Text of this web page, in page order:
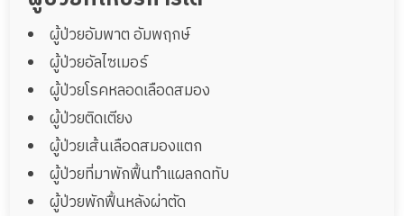
ห้องพัก Premium room 1 เตียง 35 ตรม
พื้นที่ 35 ตรม.1 เตียง
ผู้ป่วยอัมพาต อัมพฤกษ์
ผู้ป่วยอัลไซเมอร์
ผู้ป่วยโรคหลอดเลือดสมอง
ผู้ป่วยติดเตียง
ผู้ป่วยเส้นเลือดสมองแตก
ผู้ป่วยที่มาพักฟื้นทำแผลกดทับ
ผู้ป่วยพักฟื้นหลังผ่าตัด